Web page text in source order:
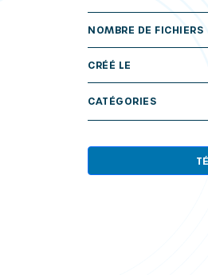
NOMBRE DE FICHIERS
CRÉÉ LE
CATÉGORIES